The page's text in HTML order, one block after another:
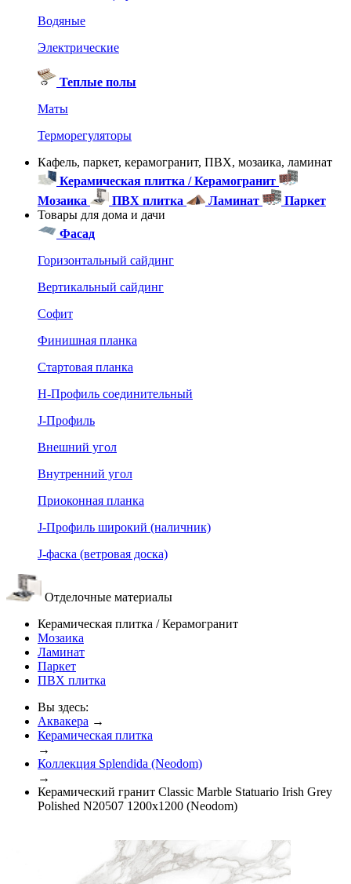
Водяные
Электрические
Теплые полы
Маты
Терморегуляторы
Кафель, паркет, керамогранит, ПВХ, мозаика, ламинат
Керамическая плитка / Керамогранит
Мозаика
ПВХ плитка Ламинат
Паркет
Товары для дома и дачи
Фасад
Горизонтальный сайдинг
Вертикальный сайдинг
Софит
Финишная планка
Стартовая планка
Н-Профиль соединительный
J-Профиль
Внешний угол
Внутренний угол
Приоконная планка
J-Профиль широкий (наличник)
J-фаска (ветровая доска)
Отделочные материалы
Керамическая плитка / Керамогранит
Мозаика
Ламинат
Паркет
ПВХ плитка
Вы здесь:
Аквакера →
Керамическая плитка
→
Коллекция Splendida (Neodom)
→
Керамический гранит Classic Marble Statuario Irish Grey
Polished N20507 1200x1200 (Neodom)